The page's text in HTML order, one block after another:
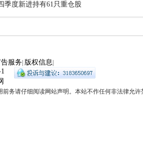
季度新进持有61只重仓股
告服务 版权信息
前务请仔细阅读网站声明。本站不作任何非法律允许